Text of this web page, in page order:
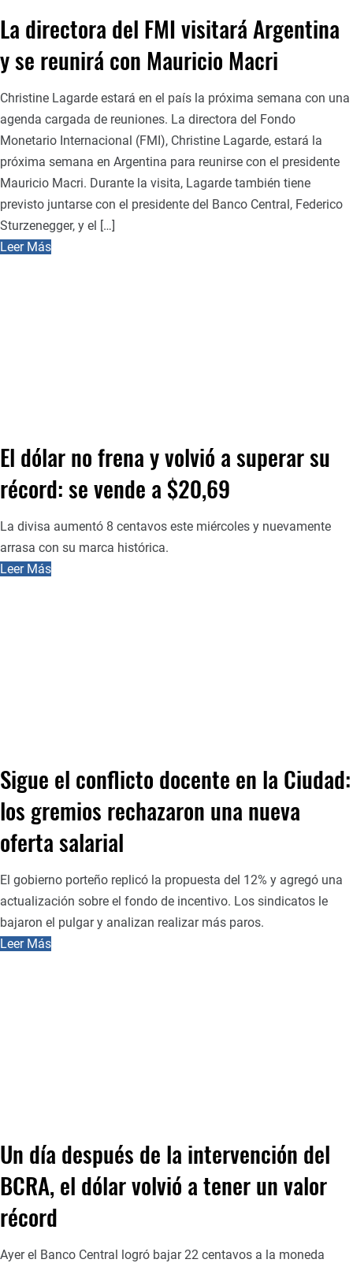
La directora del FMI visitará Argentina
y se reunirá con Mauricio Macri
Christine Lagarde estará en el país la próxima semana con una
agenda cargada de reuniones. La directora del Fondo
Monetario Internacional (FMI), Christine Lagarde, estará la
próxima semana en Argentina para reunirse con el presidente
Mauricio Macri. Durante la visita, Lagarde también tiene
previsto juntarse con el presidente del Banco Central, Federico
Sturzenegger, y el […]
Leer Más
El dólar no frena y volvió a superar su
récord: se vende a $20,69
La divisa aumentó 8 centavos este miércoles y nuevamente
arrasa con su marca histórica.
Leer Más
Sigue el conflicto docente en la Ciudad:
los gremios rechazaron una nueva
oferta salarial
El gobierno porteño replicó la propuesta del 12% y agregó una
actualización sobre el fondo de incentivo. Los sindicatos le
bajaron el pulgar y analizan realizar más paros.
Leer Más
Un día después de la intervención del
BCRA, el dólar volvió a tener un valor
récord
Ayer el Banco Central logró bajar 22 centavos a la moneda